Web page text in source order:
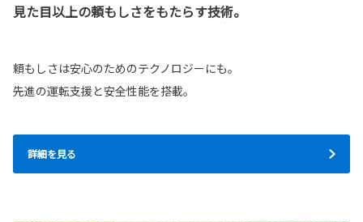
見た目以上の頼もしさをもたらす技術。
頼もしさは安心のためのテクノロジーにも。
先進の運転支援と安全性能を搭載。
詳細を見る